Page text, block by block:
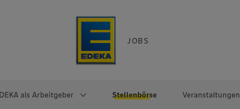
JOBS
als Arbeitgeber Stellenbörse Veranstaltungen